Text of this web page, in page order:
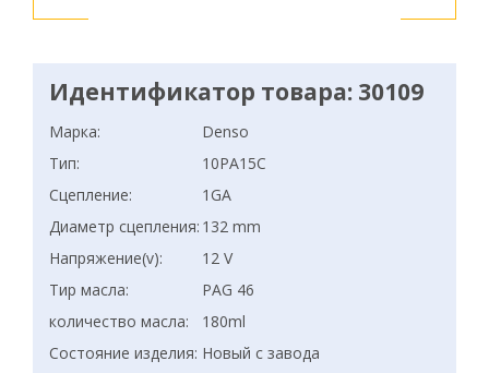
Идентификатор товара: 30109
Марка:
Denso
Тип:
10PA15C
Сцепление:
1GA
Диаметр сцепления: 132 mm
Напряжение(v):
12 V
Тир масла:
PAG 46
количество масла:
180ml
Состояние изделия: Новый с завода